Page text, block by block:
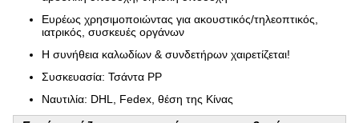
Ευρέως χρησιμοποιώντας για ακουστικός/τηλεοπτικός,
ιατρικός, συσκευές οργάνων
Η συνήθεια καλωδίων & συνδετήρων χαιρετίζεται!
Συσκευασία: Τσάντα PP
Ναυτιλία: DHL, Fedex, θέση της Κίνας